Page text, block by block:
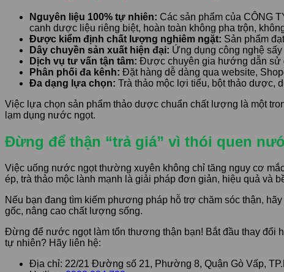
Nguyên liệu 100% tự nhiên: Các sản phẩm của CÔNG
canh dược liệu riêng biệt, hoàn toàn không pha trộn,
Được kiểm định chất lượng nghiêm ngặt: Sản phẩm
Dây chuyền sản xuất hiện đại: Ứng dụng công nghệ
Dịch vụ tư vấn tận tâm: Được chuyên gia hướng dẫn sử
Phân phối đa kênh: Đặt hàng dễ dàng qua website,
Đa dạng lựa chọn: Trà thảo mộc lợi tiểu, bột thảo dược,
Việc lựa chọn sản phẩm thảo dược chuẩn chất lượng là một
lạm dụng nước ngọt.
Đừng để thận “trả giá” vì thói quen
Việc uống nước ngọt thường xuyên không chỉ tăng nguy cơ
ép, trà thảo mộc lành mạnh là giải pháp đơn giản, hiệu quả và
Nếu bạn đang tìm kiếm phương pháp hỗ trợ chăm sóc thận,
gốc, nâng cao chất lượng sống.
Đừng để nước ngọt làm tổn thương thận bạn! Bắt đầu thay đổi
tự nhiên? Hãy liên hệ:
Địa chỉ: 22/21 Đường số 21, Phường 8, Quận Gò Vấp,